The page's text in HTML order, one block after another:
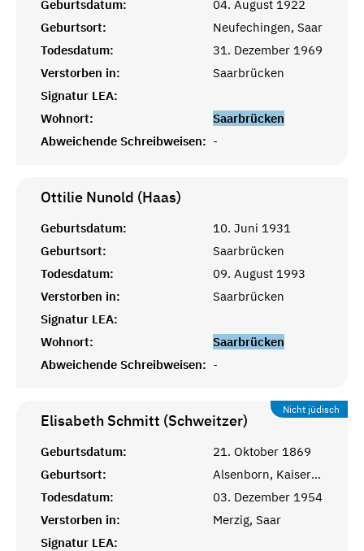
Geburtsdatum:
04. August 1922
Geburtsort:
Neufechingen, Saar
Todesdatum:
31. Dezember 1969
Verstorben in:
Saarbrücken
Signatur LEA:
Wohnort:
Saarbrücken
Abweichende Schreibweisen: -
Ottilie Nunold (Haas)
Geburtsdatum:
10. Juni 1931
Geburtsort:
Saarbrücken
Todesdatum:
09. August 1993
Verstorben in:
Saarbrücken
Signatur LEA:
Wohnort:
Saarbrücken
Abweichende Schreibweisen: -
Nicht jüdisch
Elisabeth Schmitt (Schweitzer)
Geburtsdatum:
21. Oktober 1869
Geburtsort:
Alsenborn, Kaiserslautern
Todesdatum:
03. Dezember 1954
Verstorben in:
Merzig, Saar
Signatur LEA: